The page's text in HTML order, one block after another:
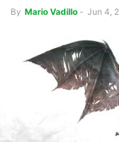
By Mario Vadillo - Jun 4,